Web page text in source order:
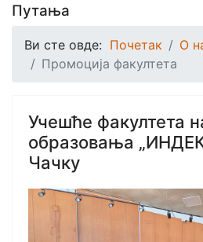
Путања
Ви сте овде: Почетак
О
Промоција факултета
Учешће факултета
образовања
Чачку